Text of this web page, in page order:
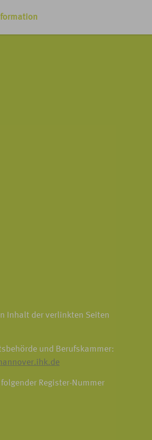
Inhalt der verlinkten Seiten
und Berufskammer:
folgender Register-Nummer